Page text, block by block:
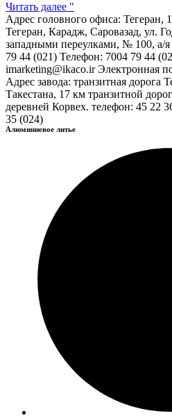
Читать далее "
Адрес головного офиса: Тегеран,
Тегеран, Карадж, Саровазад, ул.
западными переулками, № 100, а/я
79 44 (021) Телефон: 7004 79 44
imarketing@ikaco.ir Электронная
Адрес завода: транзитная дорога
Такестана, 17 км транзитной
деревней Корвех. телефон: 45 22
35 (024)
Алюминиевое литье